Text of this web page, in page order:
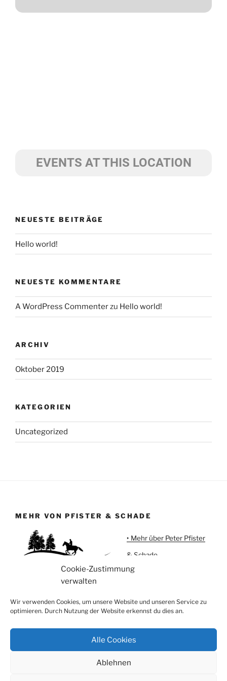
Cookie-Zustimmung
verwalten
Wir verwenden Cookies, um unsere Website und unseren Service zu
optimieren. Durch Nutzung der Website erkennst du dies an.
Alle Cookies
Ablehnen
EVENTS AT THIS LOCATION
NEUESTE BEITRÄGE
Hello world!
NEUESTE KOMMENTARE
A WordPress Commenterzu Hello world!
ARCHIV
Oktober 2019
KATEGORIEN
Uncategorized
MEHR VON PFISTER & SCHADE
‣ Mehr über Peter Pfister
& Schade
‣ Urlaub auf Meggi'sFarm